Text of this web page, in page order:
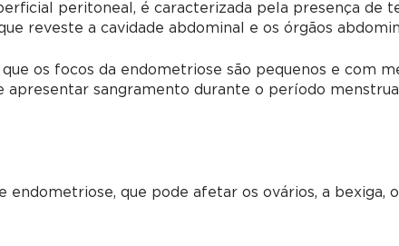
peritoneal, é caracterizada pela presença de
reveste a cavidade abdominal e os órgãos
os focos da endometriose são pequenos e com
apresentar sangramento durante o período
endometriose, que pode afetar os ovários, a bexiga,